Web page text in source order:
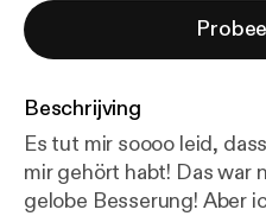
Beschrijving
Es tut mir soooo leid,
mir gehört habt! Das war
gelobe Besserung! Aber